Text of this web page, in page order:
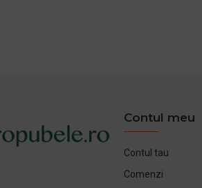
Contul meu
Contul tau
Comenzi